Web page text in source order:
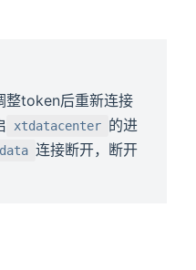
整token后重新连接
xtdatacenter 的进
连接断开，断开